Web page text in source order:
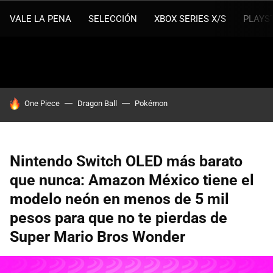
VALE LA PENA SELECCIÓN XBOX SERIES X/S
HOY SE HABLA DE
One Piece Dragon Ball Pokémon
Nintendo Switch OLED más barato
que nunca: Amazon México tiene el
modelo neón en menos de 5 mil
pesos para que no te pierdas de
Super Mario Bros Wonder